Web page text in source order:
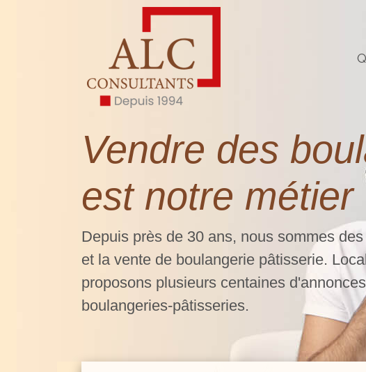
Vendre des
est notre métier
Depuis près de 30 ans, nous sommes
et la vente de boulangerie pâtisserie.
proposons plusieurs centaines
boulangeries-pâtisseries.